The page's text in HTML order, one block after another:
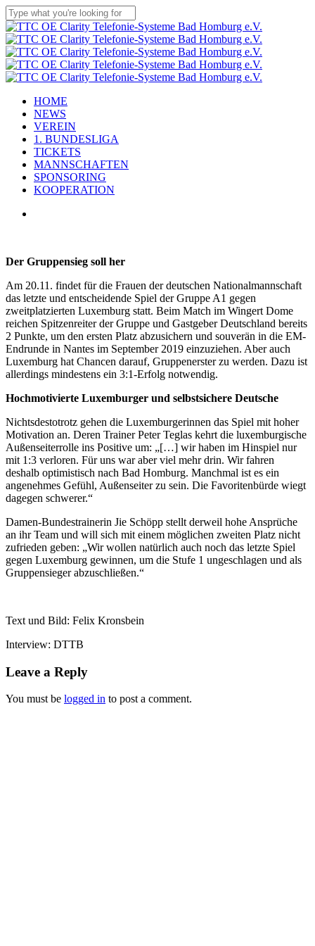
Skip
to
main
content
Close
Search
Menu
HOME
NEWS
VEREIN
1. BUNDESLIGA
TICKETS
MANNSCHAFTEN
SPONSORING
KOOPERATION
Der Gruppensieg soll her
Am 20.11. findet für die Frauen der deutschen Nationalmannschaft
das letzte und entscheidende Spiel der Gruppe A1 gegen
zweitplatzierten Luxemburg statt. Beim Match im Wingert Dome
reichen Spitzenreiter der Gruppe und Gastgeber Deutschland bereits
2 Punkte, um den ersten Platz abzusichern und souverän in die EM-
Endrunde in Nantes im September 2019 einzuziehen. Aber auch
Luxemburg hat Chancen darauf, Gruppenerster zu werden. Dazu ist
allerdings mindestens ein 3:1-Erfolg notwendig.
Hochmotivierte Luxemburger und selbstsichere Deutsche
Nichtsdestotrotz gehen die Luxemburgerinnen das Spiel mit hoher
Motivation an. Deren Trainer Peter Teglas kehrt die luxemburgische
Außenseiterrolle ins Positive um: „[…] wir haben im Hinspiel nur
mit 1:3 verloren. Für uns war aber viel mehr drin. Wir fahren
deshalb optimistisch nach Bad Homburg. Manchmal ist es ein
angenehmes Gefühl, Außenseiter zu sein. Die Favoritenbürde wiegt
dagegen schwerer.“
Damen-Bundestrainerin Jie Schöpp stellt derweil hohe Ansprüche
an ihr Team und will sich mit einem möglichen zweiten Platz nicht
zufrieden geben: „Wir wollen natürlich auch noch das letzte Spiel
gegen Luxemburg gewinnen, um die Stufe 1 ungeschlagen und als
Gruppensieger abzuschließen.“
Text und Bild: Felix Kronsbein
Interview: DTTB
Leave a Reply
You must be logged in to post a comment.